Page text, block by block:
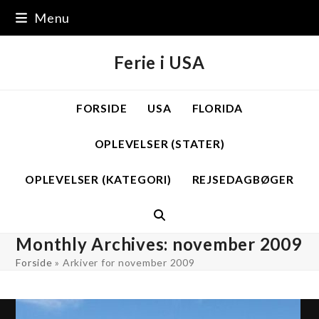
content
Menu
Ferie i USA
FORSIDE USA FLORIDA
OPLEVELSER (STATER)
OPLEVELSER (KATEGORI) REJSEDAGBØGER
Monthly Archives: november 2009
Forside » Arkiver for november 2009